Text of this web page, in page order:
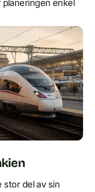
enkel
stor del av sin